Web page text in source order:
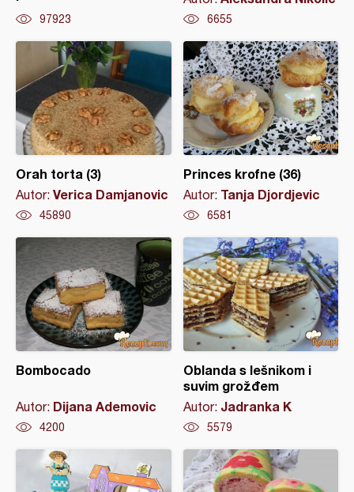
97923 6655
Orah torta (3)
Autor: Verica Damjanovic
45890
Princes krofne (36)
Autor: Tanja Djordjevic
6581
Bombocado
Autor: Dijana Ademovic
4200
Oblanda s lešnikom i
suvim grožđem
Autor: Jadranka K
5579